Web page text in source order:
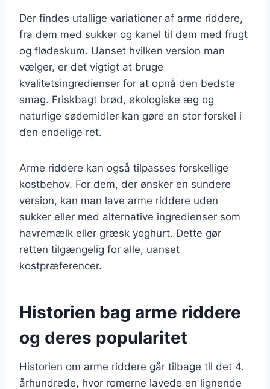
Der findes utallige variationer af arme riddere,
fra dem med sukker og kanel til dem med frugt
og flødeskum. Uanset hvilken version man
vælger, er det vigtigt at bruge
kvalitetsingredienser for at opnå den bedste
smag. Friskbagt brød, økologiske æg og
naturlige sødemidler kan gøre en stor forskel i
den endelige ret.
Arme riddere kan også tilpasses forskellige
kostbehov. For dem, der ønsker en sundere
version, kan man lave arme riddere uden
sukker eller med alternative ingredienser som
havremælk eller græsk yoghurt. Dette gør
retten tilgængelig for alle, uanset
kostpræferencer.
Historien bag arme riddere
og deres popularitet
Historien om arme riddere går tilbage til det 4.
århundrede, hvor romerne lavede en lignende